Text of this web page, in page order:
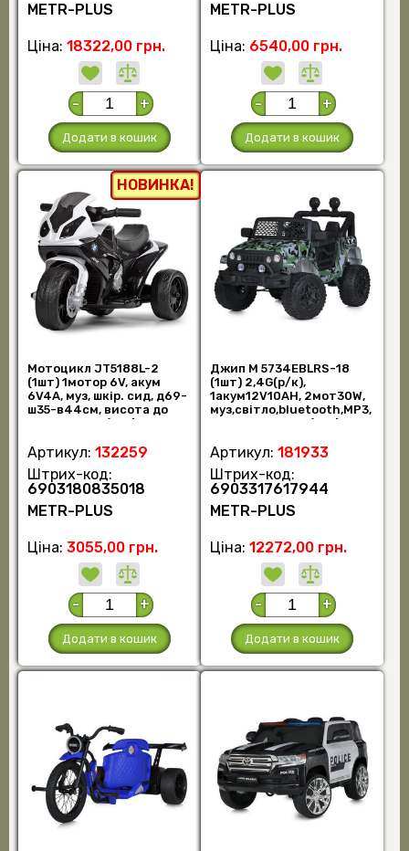
METR-PLUS
Ціна: 18322,00 грн.
- +
Додати в кошик
METR-PLUS
Ціна: 6540,00 грн.
- +
Додати в кошик
НОВИНКА!
Мотоцикл JT5188L-2
(1шт) 1мотор 6V, акум
6V4A, муз, шкір. сид, д69-
ш35-в44см, висота до
сид. 26см, ч (шт.)
Артикул: 132259
Штрих-код:
6903180835018
METR-PLUS
Ціна: 3055,00 грн.
- +
Додати в кошик
Джип M 5734EBLRS-18
(1шт) 2,4G(р/к),
1акум12V10AH, 2мот30W,
муз,світло,bluetooth,MP3,
USB,колесаEVA, (шт.)
Артикул: 181933
Штрих-код:
6903317617944
METR-PLUS
Ціна: 12272,00 грн.
- +
Додати в кошик